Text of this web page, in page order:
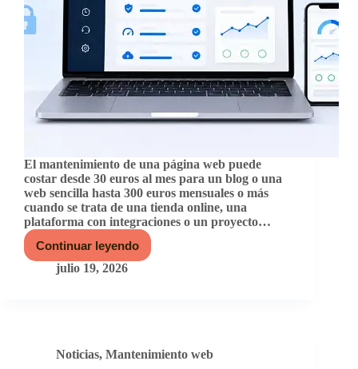
El mantenimiento de una página web puede
costar desde 30 euros al mes para un blog o una
web sencilla hasta 300 euros mensuales o más
cuando se trata de una tienda online, una
plataforma con integraciones o un proyecto…
Continuar leyendo
Precio
del
mantenimiento
según
el
julio 19, 2026
Noticias, Mantenimiento web